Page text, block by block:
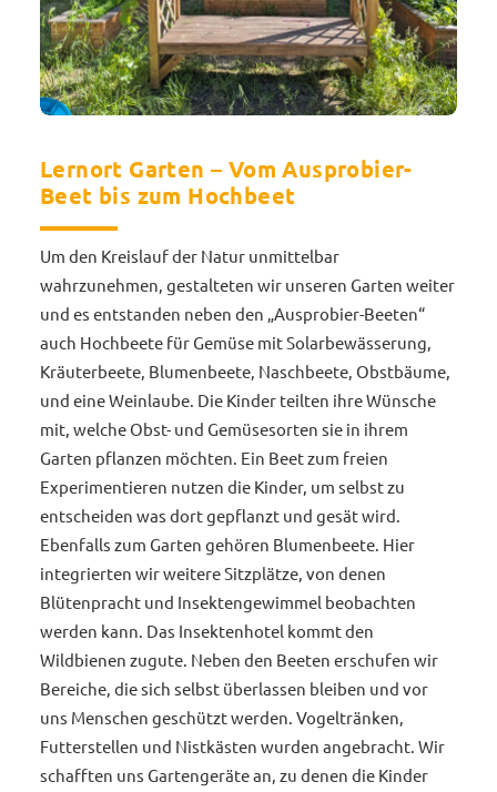
Lernort Garten – Vom Ausprobier-
Beet bis zum Hochbeet
Um den Kreislauf der Natur unmittelbar
wahrzunehmen, gestalteten wir unseren Garten weiter
und es entstanden neben den „Ausprobier-Beeten“
auch Hochbeete für Gemüse mit Solarbewässerung,
Kräuterbeete, Blumenbeete, Naschbeete, Obstbäume,
und eine Weinlaube. Die Kinder teilten ihre Wünsche
mit, welche Obst- und Gemüsesorten sie in ihrem
Garten pflanzen möchten. Ein Beet zum freien
Experimentieren nutzen die Kinder, um selbst zu
entscheiden was dort gepflanzt und gesät wird.
Ebenfalls zum Garten gehören Blumenbeete. Hier
integrierten wir weitere Sitzplätze, von denen
Blütenpracht und Insektengewimmel beobachten
werden kann. Das Insektenhotel kommt den
Wildbienen zugute. Neben den Beeten erschufen wir
Bereiche, die sich selbst überlassen bleiben und vor
uns Menschen geschützt werden. Vogeltränken,
Futterstellen und Nistkästen wurden angebracht. Wir
schafften uns Gartengeräte an, zu denen die Kinder